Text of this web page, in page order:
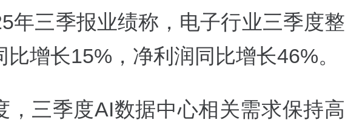
年三季报业绩称，电子行业三季度整
比增长15%，净利润同比增长46%。
，三季度AI数据中心相关需求保持高